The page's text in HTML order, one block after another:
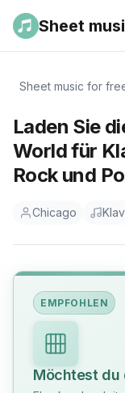
Sheet
Sheet music for
Laden Sie
World für
Rock und
Chicago
EMPFOHLEN
Möchtest du